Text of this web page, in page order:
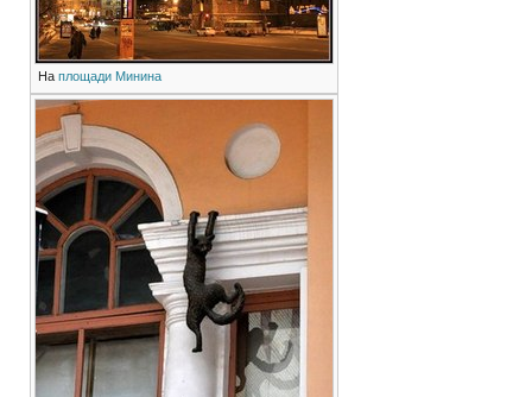
На площади Минина